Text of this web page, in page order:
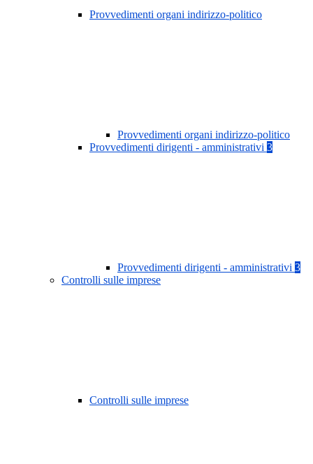
Provvedimenti organi indirizzo-politico
Provvedimenti organi indirizzo-politico
Provvedimenti dirigenti - amministrativi 3
Provvedimenti dirigenti - amministrativi 3
Controlli sulle imprese
Controlli sulle imprese